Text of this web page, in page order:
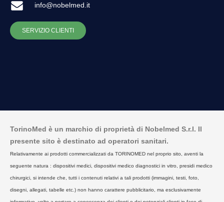
info@nobelmed.it
SERVIZIO CLIENTI
TorinoMed è un marchio di proprietà di Nobelmed S.r.l. Il
presente sito è destinato ad operatori sanitari.
Relativamente ai prodotti commercializzati da TORINOMED nel proprio sito, aventi la
seguente natura : dispositivi medici, dispositivi medico diagnostici in vitro, presidi medico
chirurgici, si intende che, tutti i contenuti relativi a tali prodotti (immagini, testi, foto,
disegni, allegati, tabelle etc.) non hanno carattere pubblicitario, ma esclusivamente